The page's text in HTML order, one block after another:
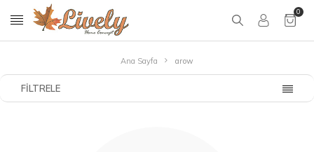
0
Ana Sayfa arow
FILTRELE